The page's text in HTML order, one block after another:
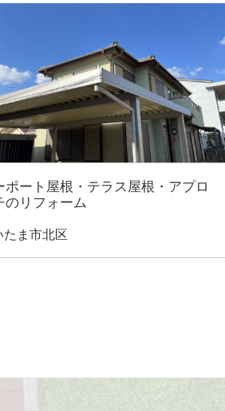
ポート屋根・テラス屋根・アプロ
のリフォーム
たま市北区